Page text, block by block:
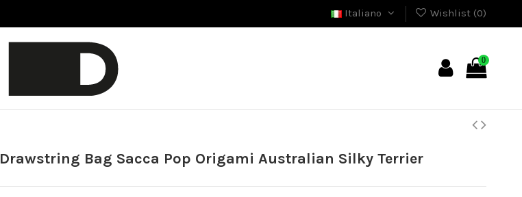
Italiano Wishlist (0)
0
Drawstring Bag Sacca Pop Origami Australian Silky Terrier